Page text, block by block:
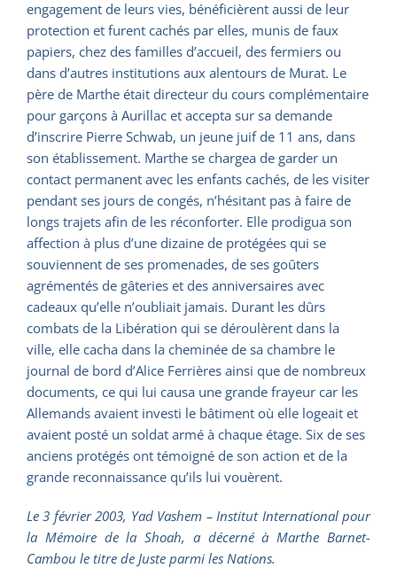
engagement de leurs vies, bénéficièrent aussi de leur
protection et furent cachés par elles, munis de faux
papiers, chez des familles d’accueil, des fermiers ou
dans d’autres institutions aux alentours de Murat. Le
père de Marthe était directeur du cours complémentaire
pour garçons à Aurillac et accepta sur sa demande
d’inscrire Pierre Schwab, un jeune juif de 11 ans, dans
son établissement. Marthe se chargea de garder un
contact permanent avec les enfants cachés, de les visiter
pendant ses jours de congés, n’hésitant pas à faire de
longs trajets afin de les réconforter. Elle prodigua son
affection à plus d’une dizaine de protégées qui se
souviennent de ses promenades, de ses goûters
agrémentés de gâteries et des anniversaires avec
cadeaux qu’elle n’oubliait jamais. Durant les dûrs
combats de la Libération qui se déroulèrent dans la
ville, elle cacha dans la cheminée de sa chambre le
journal de bord d’Alice Ferrières ainsi que de nombreux
documents, ce qui lui causa une grande frayeur car les
Allemands avaient investi le bâtiment où elle logeait et
avaient posté un soldat armé à chaque étage. Six de ses
anciens protégés ont témoigné de son action et de la
grande reconnaissance qu’ils lui vouèrent.
Le 3 février 2003, Yad Vashem – Institut International pour
la Mémoire de la Shoah, a décerné à Marthe Barnet-
Cambou le titre de Juste parmi les Nations.